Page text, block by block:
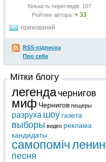
Кількість переглядів: 107
Рейтинг автора: + 33
прихований
RSS-підписка
Про себе
Мітки блогу
легенда чернигов
миф Чернигов пещеры
разруха шоу газета
выборы видео реклама
кандидаты
самопомічленин
песня